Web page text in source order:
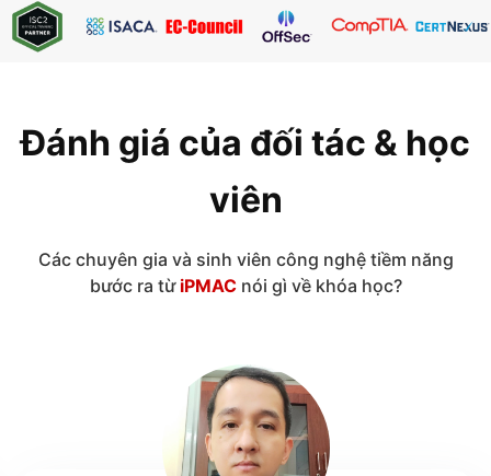
Đánh giá của đối tác & học
viên
Các chuyên gia và sinh viên công nghệ tiềm năng
bước ra từ iPMACnói gì về khóa học?